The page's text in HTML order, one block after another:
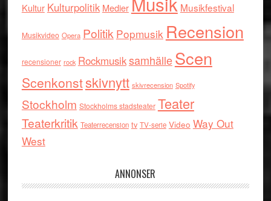
Kultur Kulturpolitik Medier Musikfestival
Musikvideo Opera Politik Popmusik Recension
recensioner rock RockmusiksamhälleScen
Scenkonstskivnytt skivrecension Spotify
Stockholm Stockholms stadsteater Teater
Teaterkritik Teaterrecension tv TV-serie Video Way Out
West
ANNONSER